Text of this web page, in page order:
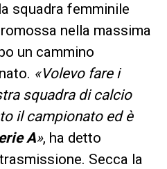
squadra femminile
nella massima
un cammino
«Volevo fare i
squadra di calcio
il campionato ed è
A», ha detto
Secca la